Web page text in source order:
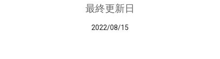
最終更新日
2022/08/15